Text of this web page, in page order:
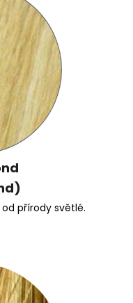
přírody světlé.